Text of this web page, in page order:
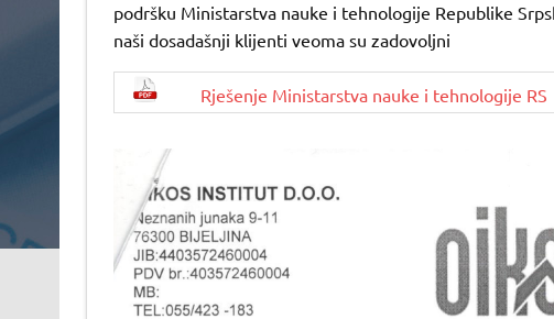
podršku Ministarstva nauke i tehnologije Republike
naši dosadašnji klijenti veoma su zadovoljni
Rješenje Ministarstva nauke i tehnologije RS